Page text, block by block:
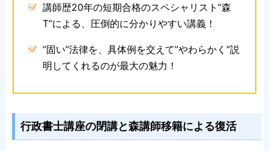
講師歴20年の短期合格のスペシャリスト”森
T”による、圧倒的に分かりやすい講義！
”固い”法律を、具体例を交えて”やわらかく”説
明してくれるのが最大の魅力！
行政書士講座の閉講と森講師移籍による復活